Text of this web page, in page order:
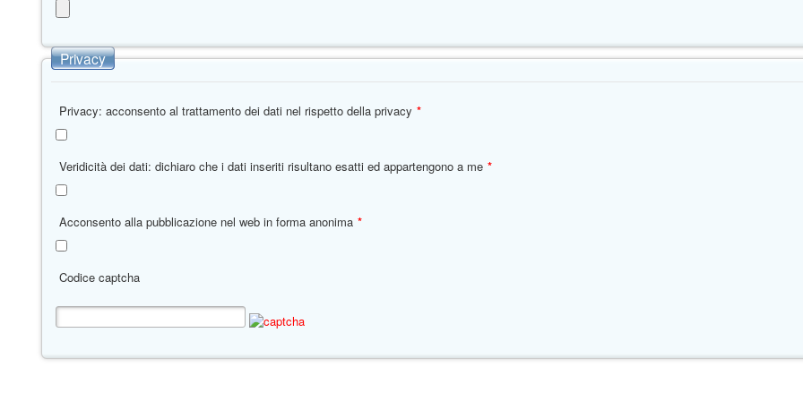
Privacy
Privacy: acconsento al trattamento dei dati nel rispetto della privacy *
Veridicità dei dati: dichiaro che i dati inseriti risultano esatti ed appartengono a me *
Acconsento alla pubblicazione nel web in forma anonima *
Codice captcha